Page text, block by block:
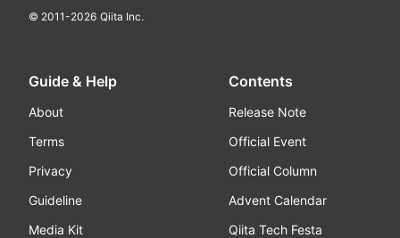
© 2011-2026 Qiita Inc.
Guide & Help
About
Terms
Privacy
Guideline
Media Kit
Contents
Release Note
Official Event
Official Column
Advent Calendar
Qiita Tech Festa